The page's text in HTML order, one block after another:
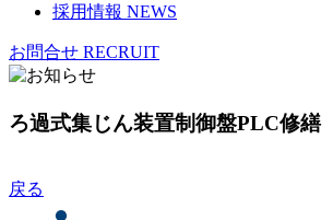
採用情報 NEWS
お問合せ RECRUIT
ろ過式集じん装置制御盤PLC修繕
戻る